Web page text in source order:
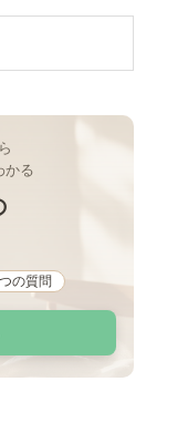
かる
の質問